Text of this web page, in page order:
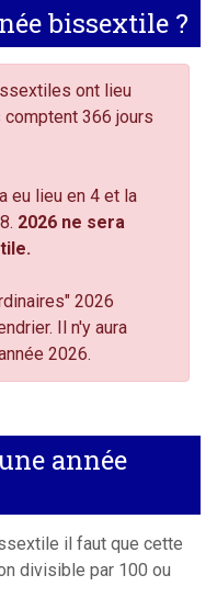
bissextile ?
ont lieu
366 jours
eu lieu en 4 et la
2026 ne sera
2026
Il n'y aura
2026.
année
il faut que cette
divisible par 100 ou